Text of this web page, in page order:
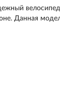
Данная